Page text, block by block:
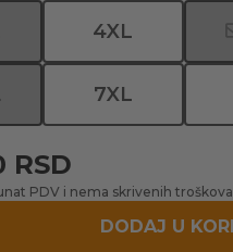
4XL
7XL
RSD
PDV i nema skrivenih troškova
DODAJ U